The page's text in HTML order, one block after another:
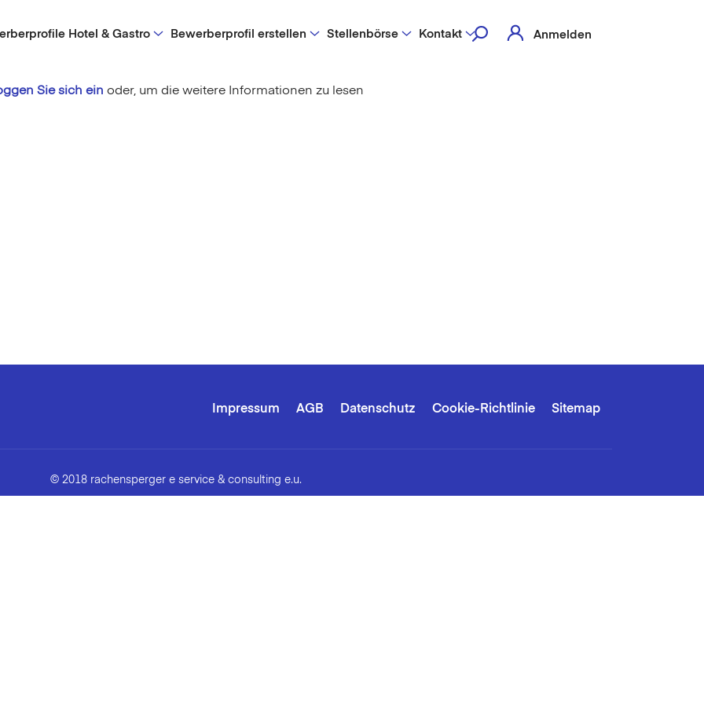
Hotel & Gastro Bewerberprofil erstellen Stellenbörse Kontakt Anmelden
Sie sich ein oder, um die weitere Informationen zu lesen
Impressum AGB Datenschutz Cookie-Richtlinie Sitemap
© 2018 rachensperger e service & consulting e.u.